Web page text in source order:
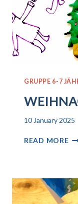
GRUPPE 6-7
10 January 2025
READ MORE